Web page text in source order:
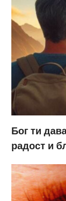
Бог ти
радост и